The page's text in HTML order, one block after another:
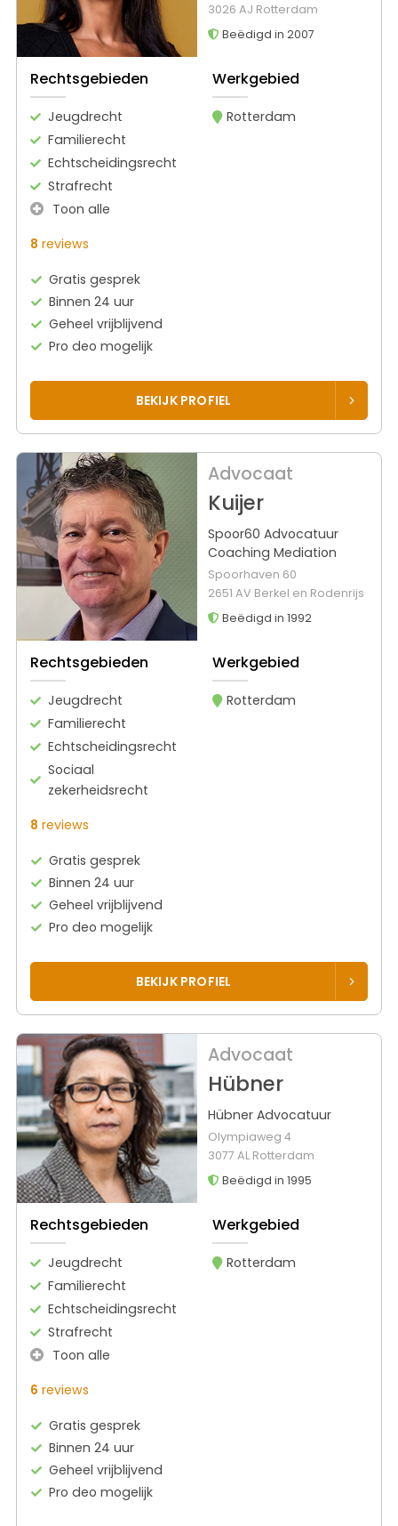
3026 AJ Rotterdam
Beëdigd in 2007
Rechtsgebieden
Jeugdrecht
Familierecht
Echtscheidingsrecht
Strafrecht
Toon alle
Werkgebied
Rotterdam
8 reviews
Gratis gesprek
Binnen 24 uur
Geheel vrijblijvend
Pro deo mogelijk
BEKIJK PROFIEL
Advocaat
Kuijer
Spoor60 Advocatuur
Coaching Mediation
Spoorhaven 60
2651 AV Berkel en Rodenrijs
Beëdigd in 1992
Rechtsgebieden
Jeugdrecht
Familierecht
Echtscheidingsrecht
Sociaal
zekerheidsrecht
Werkgebied
Rotterdam
8 reviews
Gratis gesprek
Binnen 24 uur
Geheel vrijblijvend
Pro deo mogelijk
BEKIJK PROFIEL
Advocaat
Hübner
Hübner Advocatuur
Olympiaweg 4
3077 AL Rotterdam
Beëdigd in 1995
Rechtsgebieden
Jeugdrecht
Familierecht
Echtscheidingsrecht
Strafrecht
Toon alle
Werkgebied
Rotterdam
6 reviews
Gratis gesprek
Binnen 24 uur
Geheel vrijblijvend
Pro deo mogelijk